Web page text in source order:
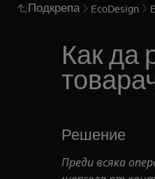
Подкрепа EcoDesign
Как да
Решение
Преди всяка